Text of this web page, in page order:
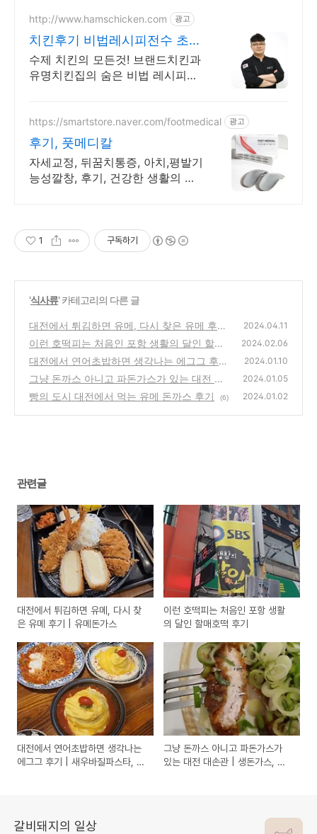
http://www.hamschicken.com 광고
치킨후기 비법레시피전수 초보
자도 가능한 맛집창업
수제 치킨의 모든것! 브랜드치킨과
유명치킨집의 숨은 비법 레시피를
https://smartstore.naver.com/footmedical 광고
후기, 풋메디칼
자세교정, 뒤꿈치통증, 아치,평발기
능성깔창, 후기, 건강한 생활의 첫
1 구독하기
'식사류' 카테고리의 다른 글
대전에서 튀김하면 유메, 다시 찾은 유메 후기
| 유메돈가스
(1)
2024.04.11
이런 호떡피는 처음인 포항 생활의 달인 할매
호떡 후기
(1)
2024.02.06
대전에서 연어초밥하면 생각나는 에그그 후기
| 새우바질파스타, 부라타토마토파스타, 통베
이컨파스타, 레드오믈렛, 화이트오믈렛, 생연
어초밥
2024.01.10
그냥 돈까스 아니고 파돈가스가 있는 대전 대
손관 | 생돈가스, 파돈가스, 치즈돈가스, 고구
2024.01.05
빵의 도시 대전에서 먹는 유메 돈까스 후기 (6) 2024.01.02
관련글
대전에서 튀김하면 유메, 다시 찾
은 유메 후기 | 유메돈가스
이런 호떡피는 처음인 포항 생활
의 달인 할매호떡 후기
대전에서 연어초밥하면 생각나는
에그그 후기 | 새우바질파스타, 부
그냥 돈까스 아니고 파돈가스가
있는 대전 대손관 | 생돈가스, 파
갈비돼지의 일상